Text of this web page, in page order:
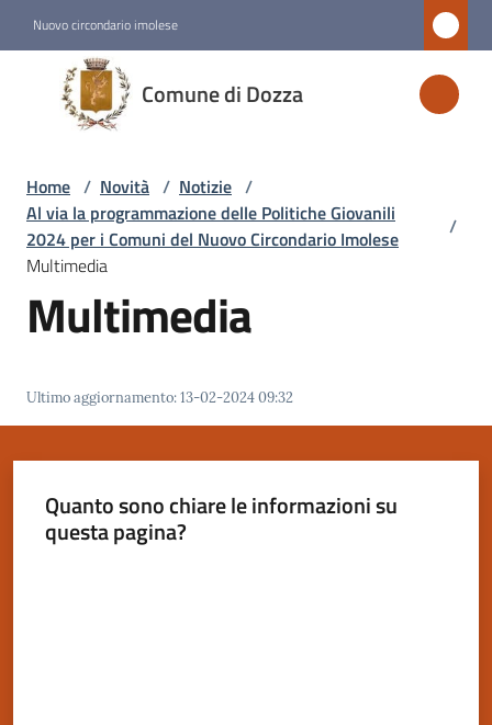
Nuovo circondario imolese
Comune di Dozza
Comune
di
Dozza
Amministrazione
Novità
Menu selezionato
Dozza
Home / Novità / Notizie /
Al via la programmazione delle Politiche Giovanili
2024 per i Comuni del Nuovo Circondario Imolese
/
Multimedia
Multimedia
Ultimo aggiornamento:13-02-2024 09:32
Quanto sono chiare le informazioni su
questa pagina?